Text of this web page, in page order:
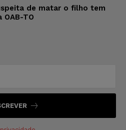
de matar o filho tem
OAB-TO